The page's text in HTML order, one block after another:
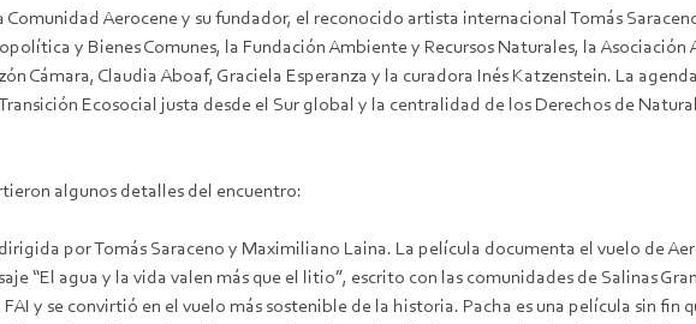
Aerocene y su fundador, el reconocido artista internacional Tomás
y Bienes Comunes, la Fundación Ambiente y Recursos Naturales, la
Cámara, Claudia Aboaf, Graciela Esperanza y la curadora Inés Katzenstein. La
Ecosocial justa desde el Sur global y la centralidad de los Derechos de
algunos detalles del encuentro:
por Tomás Saraceno y Maximiliano Laina. La película documenta el vuelo de
“El agua y la vida valen más que el litio”, escrito con las comunidades de Salinas
y se convirtió en el vuelo más sostenible de la historia. Pacha es una película sin